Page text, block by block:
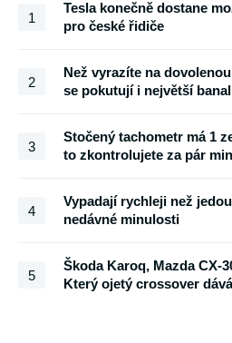
1
Tesla konečně dostane
pro české řidiče
2
Než vyrazíte na
se pokutují i největší
3
Stočený tachometr má 1
to zkontrolujete za pár
4
Vypadají rychleji než
nedávné minulosti
5
Škoda Karoq, Mazda CX-
Který ojetý crossover